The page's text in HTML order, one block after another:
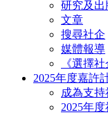
研究及出
文章
搜尋社企
媒體報導
《選擇
2025年度嘉許
成為支
2025年